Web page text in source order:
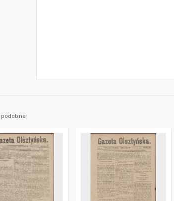
podobne